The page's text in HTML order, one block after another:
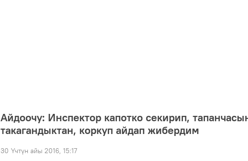
Айдоочу: Инспектор капотко секирип,
такагандыктан, коркуп айдап жибердим
30 Үчтүн айы 2016, 15:17